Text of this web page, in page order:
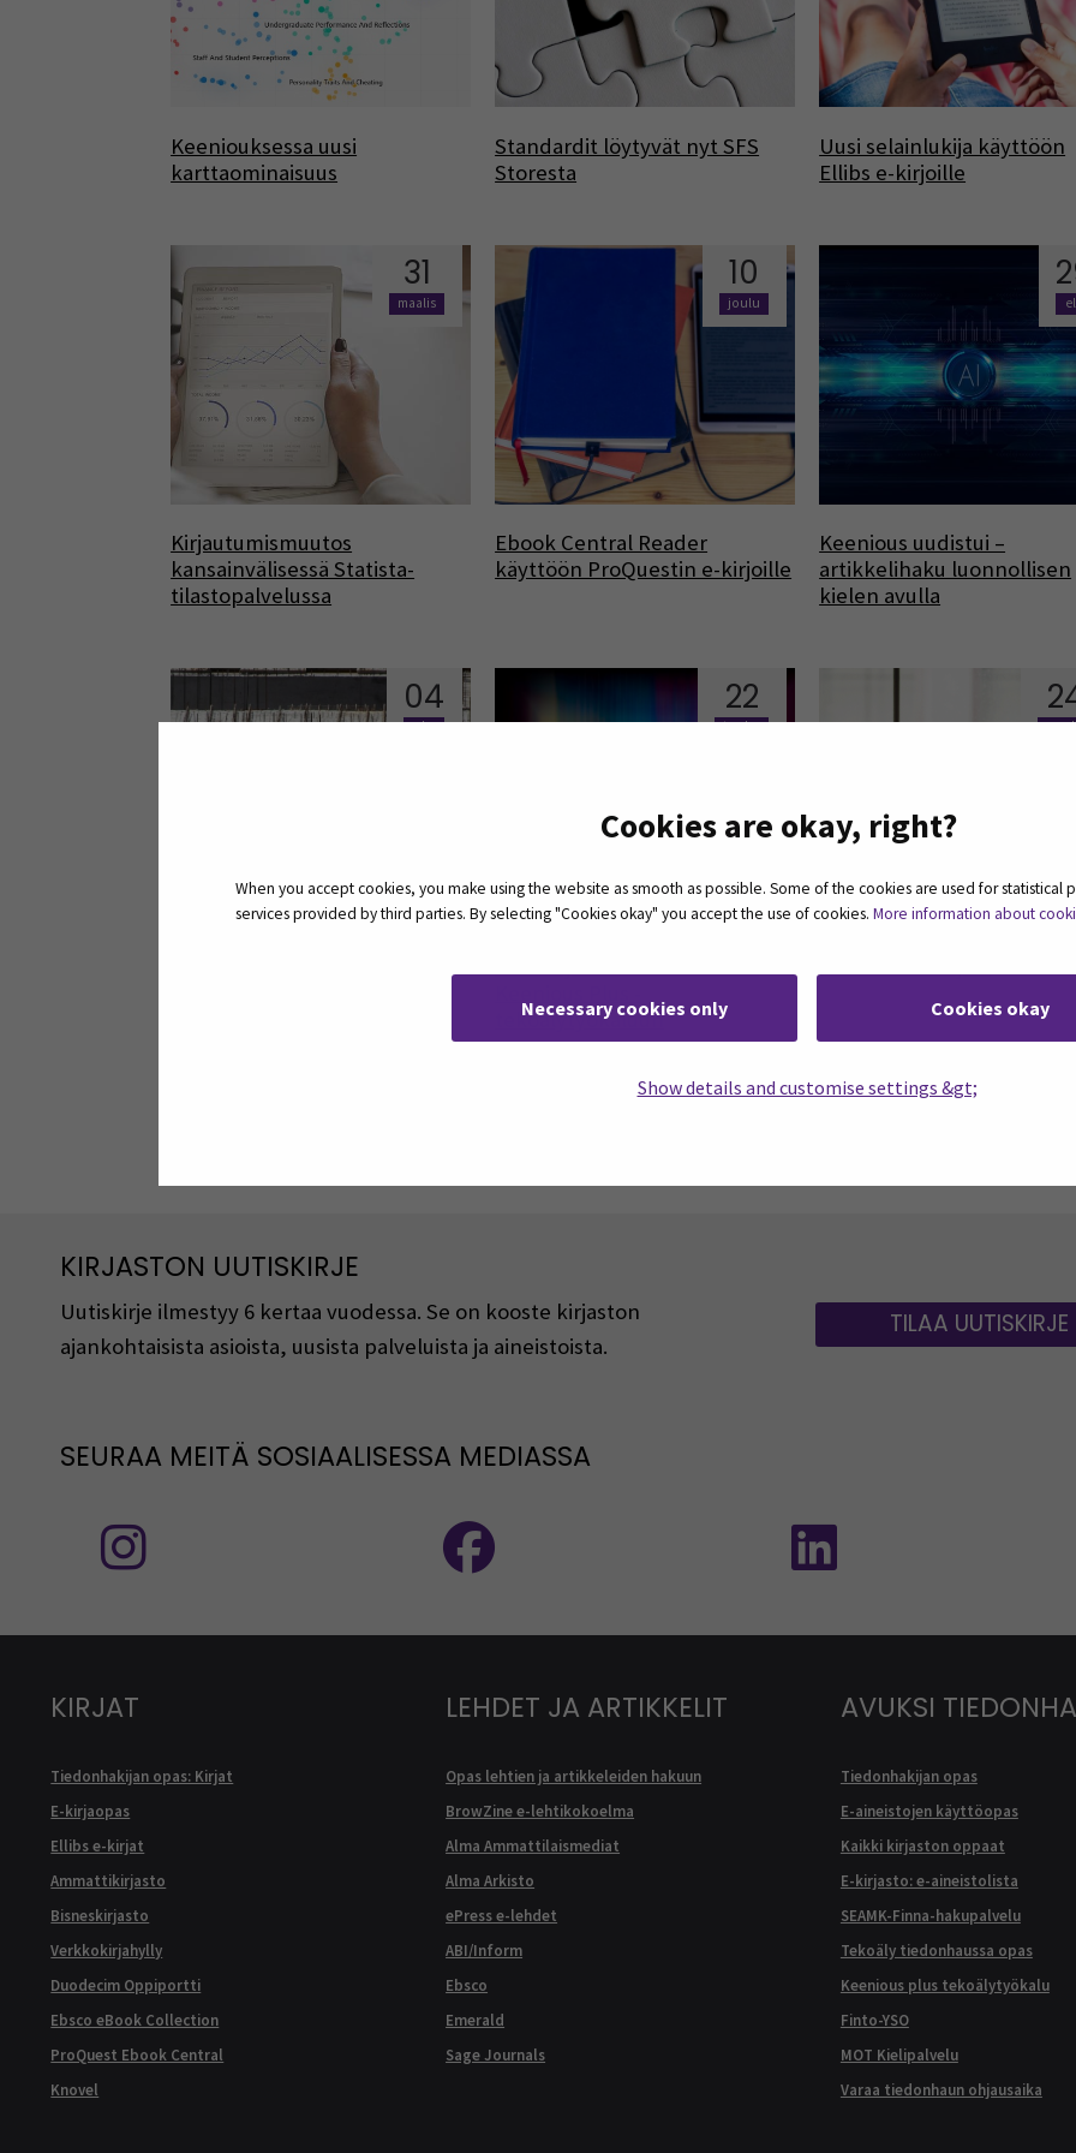
Cookies are okay, right?
When you accept cookies, you make using the website as smooth as possible. Some of the cookies are used for statistical
services provided by third parties. By selecting "Cookies okay" you accept the use of cookies. More information about
Necessary cookies only Cookies okay
Show details and customise settings &gt;
Keeniouksessa uusi
karttaominaisuus
Standardit löytyvät nyt SFS
Storesta
Uusi selainlukija käyttöön
Ellibs e-kirjoille
31
maalis
Kirjautumismuutos
kansainvälisessä Statista-
tilastopalvelussa
10
joulu
Ebook Central Reader
käyttöön ProQuestin e-kirjoille
Keenious uudistui –
artikkelihaku luonnollisen
kielen avulla
04
elo
22
touko
tekoälytyökaluun
KIRJASTON UUTISKIRJE
Uutiskirje ilmestyy 6 kertaa vuodessa. Se on kooste kirjaston
ajankohtaisista asioista, uusista palveluista ja aineistoista.
TILAA UUTISKIRJE
SEURAA MEITÄ SOSIAALISESSA MEDIASSA
KIRJAT
Tiedonhakijan opas: Kirjat
E-kirjaopas
Ellibs e-kirjat
Ammattikirjasto
Bisneskirjasto
Verkkokirjahylly
Duodecim Oppiportti
Ebsco eBook Collection
ProQuest Ebook Central
Knovel
LEHDET JA ARTIKKELIT
Opas lehtien ja artikkeleiden hakuun
BrowZine e-lehtikokoelma
Alma Ammattilaismediat
Alma Arkisto
ePress e-lehdet
ABI/Inform
Ebsco
Emerald
Sage Journals
AVUKSI
Tiedonhakijan opas
E-aineistojen käyttöopas
Kaikki kirjaston oppaat
E-kirjasto: e-aineistolista
SEAMK-Finna-hakupalvelu
Tekoäly tiedonhaussa opas
Keenious plus tekoälytyökalu
Finto-YSO
MOT Kielipalvelu
Varaa tiedonhaun ohjausaika